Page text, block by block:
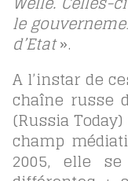
le
d’Etat».
A l’instar de
chaîne russe
(Russia
champ
2005, elle